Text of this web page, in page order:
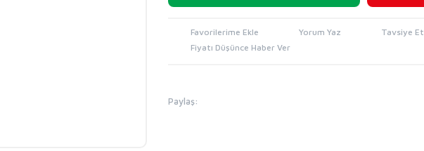
Yorum Yaz
Tavsiye Et
Fiyatı Düşünce Haber Ver
Paylaş: